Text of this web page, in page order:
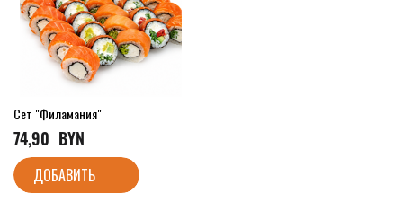
Сет "Филамания"
74,90
  BYN
ДОБАВИТЬ